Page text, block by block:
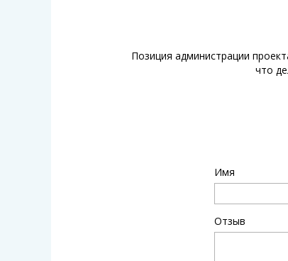
Позиция администрации
что
Имя
Отзыв